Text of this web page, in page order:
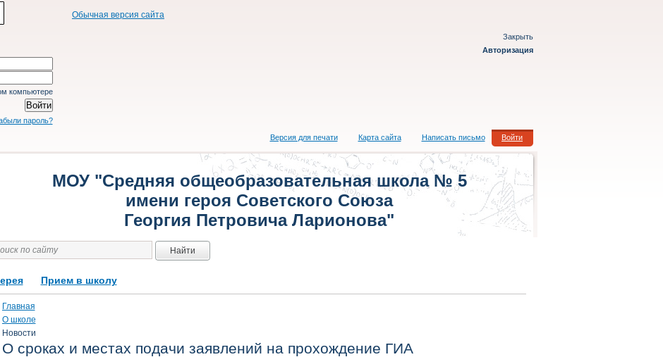
Обычная версия сайта
Закрыть
Авторизация
компьютере
пароль?
Войти
Версия для печати Карта сайта Написать письмо
МОУ "Средняя общеобразовательная школа № 5
имени героя Советского Союза
Георгия Петровича Ларионова"
Найти
Прием в школу
Главная
О школе
Новости
О сроках и местах подачи заявлений на прохождение ГИА